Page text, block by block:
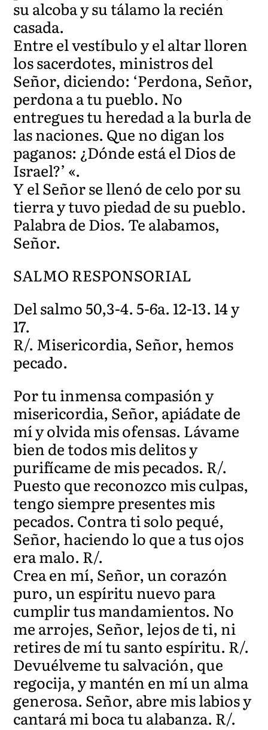
su alcoba y su tálamo la recién
casada.
Entre el vestíbulo y el altar lloren
los sacerdotes, ministros del
Señor, diciendo: ‘Perdona, Señor,
perdona a tu pueblo. No
entregues tu heredad a la burla de
las naciones. Que no digan los
paganos: ¿Dónde está el Dios de
Israel?’ «.
Y el Señor se llenó de celo por su
tierra y tuvo piedad de su pueblo.
Palabra de Dios. Te alabamos,
Señor.
SALMO RESPONSORIAL
Del salmo 50,3-4. 5-6a. 12-13. 14 y
17.
R/. Misericordia, Señor, hemos
pecado.
Por tu inmensa compasión y
misericordia, Señor, apiádate de
mí y olvida mis ofensas. Lávame
bien de todos mis delitos y
purifícame de mis pecados. R/.
Puesto que reconozco mis culpas,
tengo siempre presentes mis
pecados. Contra ti solo pequé,
Señor, haciendo lo que a tus ojos
era malo. R/.
Crea en mí, Señor, un corazón
puro, un espíritu nuevo para
cumplir tus mandamientos. No
me arrojes, Señor, lejos de ti, ni
retires de mí tu santo espíritu. R/.
Devuélveme tu salvación, que
regocija, y mantén en mí un alma
generosa. Señor, abre mis labios y
cantará mi boca tu alabanza. R/.